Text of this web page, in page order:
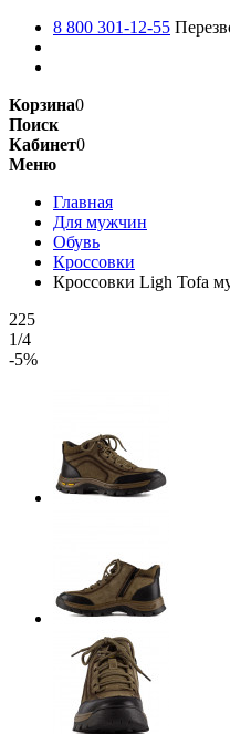
8 800 301-12-55
Корзина0
Поиск
Кабинет0
Меню
Главная
Для мужчин
Обувь
Кроссовки
Кроссовки Ligh Tofa
225
1/4
-5%